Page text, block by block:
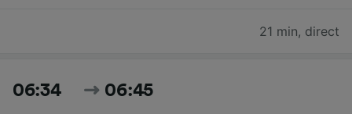
21 min, direct
06:34 06:45